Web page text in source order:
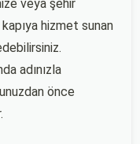
veya şehir
hizmet sunan
adınızla
önce